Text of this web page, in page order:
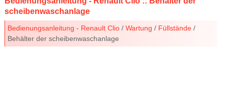
scheibenwaschanlage
Bedienungsanleitung - Renault Clio /Wartung / Füllstände /
Behälter der scheibenwaschanlage